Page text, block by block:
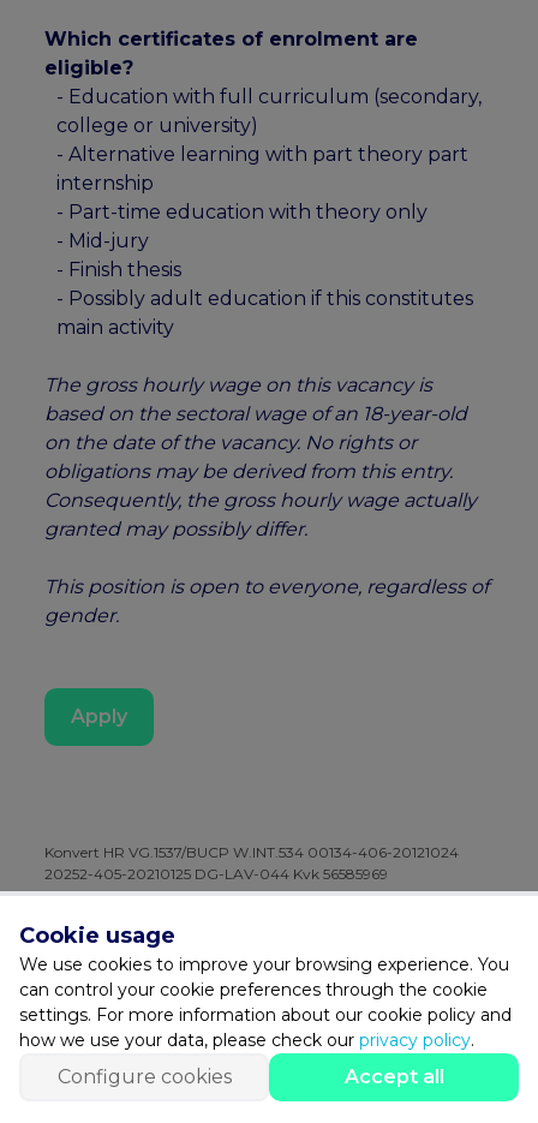
Which certificates of enrolment are
eligible?
- Education with full curriculum (secondary,
college or university)
- Alternative learning with part theory part
internship
- Part-time education with theory only
- Mid-jury
- Finish thesis
- Possibly adult education if this constitutes
main activity
The gross hourly wage on this vacancy is
based on the sectoral wage of an 18-year-old
on the date of the vacancy. No rights or
obligations may be derived from this entry.
Consequently, the gross hourly wage actually
granted may possibly differ.
This position is open to everyone, regardless of
gender.
Apply
Konvert HR VG.1537/BUCP W.INT.534 00134-406-20121024
20252-405-20210125 DG-LAV-044 Kvk 56585969
Facebook
056 240 100-info@konvert.be
© 2022 Konvert
Policy | Configure cookies
Cookie usage
We use cookies to improve your browsing experience. You
can control your cookie preferences through the cookie
settings. For more information about our cookie policy and
how we use your data, please check our privacy policy.
Configure cookies Accept all